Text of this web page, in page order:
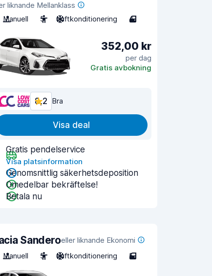
liknande Mellanklass
Manuell
5 Luftkonditionering 4
352,00 kr
per dag
Gratis avbokning
8,2 Bra
Visa deal
Gratis pendelservice
Visa platsinformation
Genomsnittlig säkerhetsdeposition
Omedelbar bekräftelse!
Betala nu
Sanderoeller liknande Ekonomi
Manuell
5 Luftkonditionering 5